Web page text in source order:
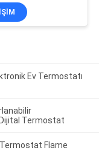
Ev Termostatı
Termostat
Termostat Flame